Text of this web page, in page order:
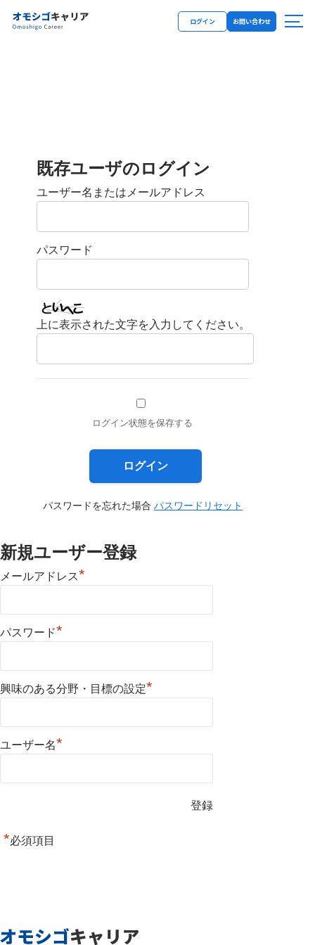
ログイン お問い合わせ
既存ユーザのログイン
ユーザー名またはメールアドレス
パスワード
上に表示された文字を入力してください。
ログイン状態を保存する
パスワードを忘れた場合 パスワードリセット
新規ユーザー登録
メールアドレス*
パスワード*
興味のある分野・目標の設定*
ユーザー名*
*必須項目